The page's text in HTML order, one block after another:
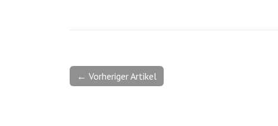
← Vorheriger Artikel